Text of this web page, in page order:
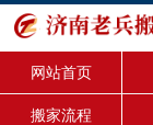
网站首页
搬家流程